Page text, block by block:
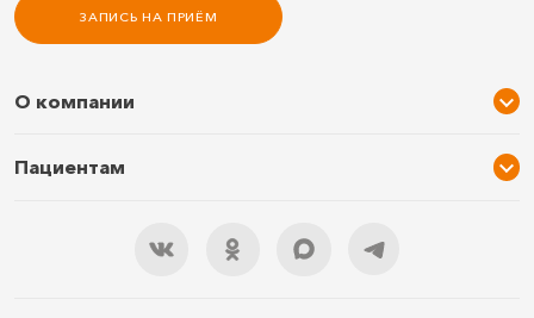
ЗАПИСЬ НА ПРИЁМ
О компании
Услуги и цены
Пациентам
Подарочный сертификат